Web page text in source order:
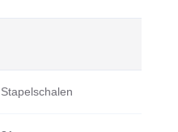
Stapelschalen